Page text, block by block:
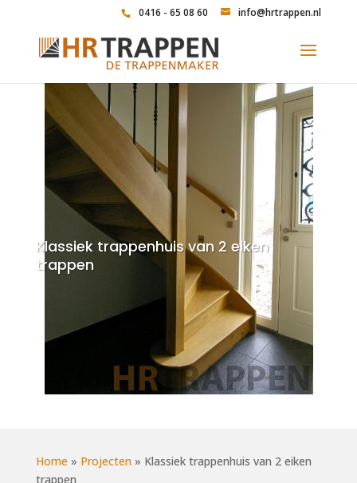
0416 - 65 08 60 info@hrtrappen.nl
Klassiek trappenhuis van 2 eiken
trappen
Home » Projecten» Klassiek trappenhuis van 2 eiken
trappen